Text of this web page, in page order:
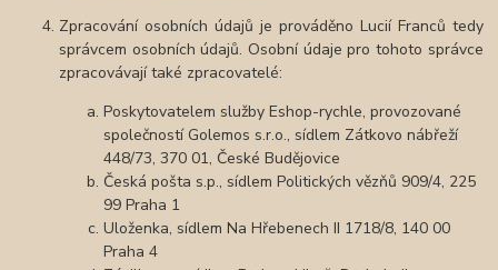
Zpracování osobních údajů je prováděno Lucií Franců tedy
správcem osobních údajů. Osobní údaje pro tohoto správce
zpracovávají také zpracovatelé:
Poskytovatelem služby Eshop-rychle, provozované
společností Golemos s.r.o., sídlem Zátkovo nábřeží
448/73, 370 01, České Budějovice
Česká pošta s.p., sídlem Politických vězňů 909/4, 225
99 Praha 1
Uloženka, sídlem Na Hřebenech II 1718/8, 140 00
Praha 4